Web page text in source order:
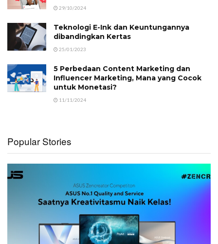
29/10/2024
Teknologi E-Ink dan Keuntungannya
dibandingkan Kertas
25/01/2023
5 Perbedaan Content Marketing dan
Influencer Marketing, Mana yang Cocok
untuk Monetasi?
11/11/2024
Popular Stories